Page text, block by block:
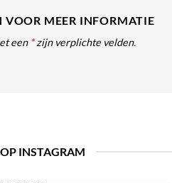
VOOR MEER INFORMATIE
een *zijn verplichte velden.
INSTAGRAM